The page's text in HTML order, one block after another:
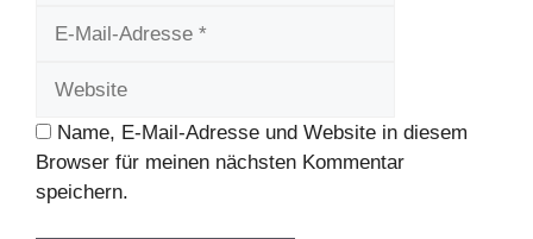
Name, E-Mail-Adresse und Website in diesem
Browser für meinen nächsten Kommentar
speichern.